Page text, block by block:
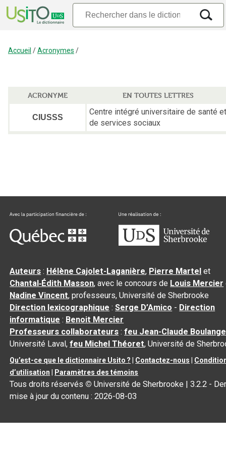
Accueil /Acronymes /
ACRONYME EN TOUTES LETTRES
CIUSSS
Centre intégré universitaire de santé et
de services sociaux
Auteurs : Hélène Cajolet-Laganière, Pierre Martel et
Chantal‑Édith Masson, avec le concours de Louis Mercier
Nadine Vincent, professeurs, Université de Sherbrooke
Direction lexicographique :Serge D’Amico - Direction
informatique : Benoit Mercier
Professeurs collaborateurs :feu Jean-Claude
Université Laval,feu Michel Théoret, Université de
Qu’est-ce que le dictionnaire Usito ? Contactez-nous
d’utilisation
Paramètres des témoins
Tous droits réservés © Université de Sherbrooke |3.2.2 -
mise à jour du contenu :2026-08-03